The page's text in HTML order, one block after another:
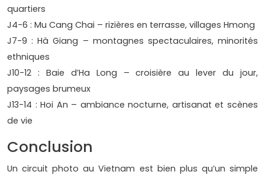
quartiers
J4-6 : Mu Cang Chai – rizières en terrasse, villages Hmong
J7-9 : Hà Giang – montagnes spectaculaires, minorités
ethniques
J10-12 : Baie d’Ha Long – croisière au lever du jour,
paysages brumeux
J13-14 : Hoi An – ambiance nocturne, artisanat et scènes
de vie
Conclusion
Un circuit photo au Vietnam est bien plus qu’un simple